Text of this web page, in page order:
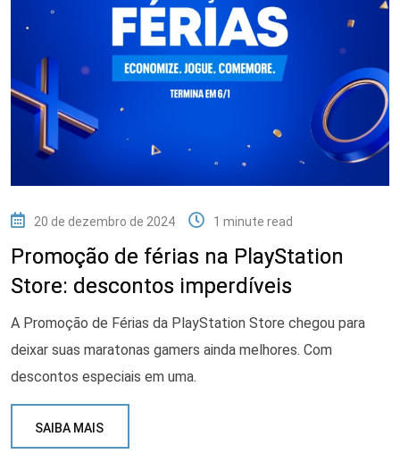
20 de dezembro de 2024 1 minute read
Promoção de férias na PlayStation
Store: descontos imperdíveis
A Promoção de Férias da PlayStation Store chegou para
deixar suas maratonas gamers ainda melhores. Com
descontos especiais em uma.
SAIBA MAIS